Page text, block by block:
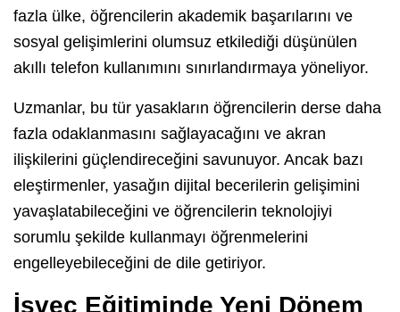
fazla ülke, öğrencilerin akademik başarılarını ve
sosyal gelişimlerini olumsuz etkilediği düşünülen
akıllı telefon kullanımını sınırlandırmaya yöneliyor.
Uzmanlar, bu tür yasakların öğrencilerin derse daha
fazla odaklanmasını sağlayacağını ve akran
ilişkilerini güçlendireceğini savunuyor. Ancak bazı
eleştirmenler, yasağın dijital becerilerin gelişimini
yavaşlatabileceğini ve öğrencilerin teknolojiyi
sorumlu şekilde kullanmayı öğrenmelerini
engelleyebileceğini de dile getiriyor.
İsveç Eğitiminde Yeni Dönem